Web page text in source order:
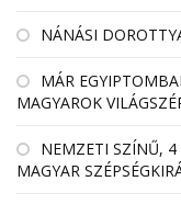
NÁNÁSI
MÁR
MAGYAROK
NEMZETI SZÍNŰ, 4
MAGYAR